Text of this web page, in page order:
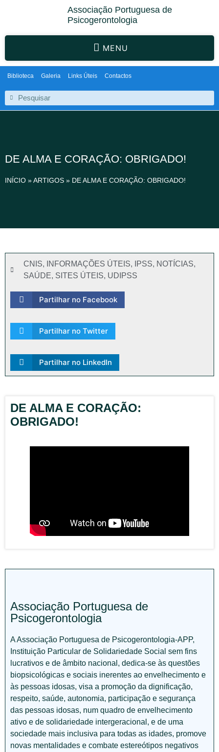
Associação Portuguesa de
Psicogerontologia
MENU
Biblioteca Galeria Links Úteis Contactos
DE ALMA E CORAÇÃO: OBRIGADO!
INÍCIO »ARTIGOS » DE ALMA E CORAÇÃO: OBRIGADO!
CNIS, INFORMAÇÕES ÚTEIS, IPSS, NOTÍCIAS,
SAÚDE, SITES ÚTEIS, UDIPSS
Partilhar no Facebook
Partilhar no Twitter
Partilhar no LinkedIn
DE ALMA E CORAÇÃO:
OBRIGADO!
Associação Portuguesa de
Psicogerontologia
A Associação Portuguesa de Psicogerontologia-APP,
Instituição Particular de Solidariedade Social sem fins
lucrativos e de âmbito nacional, dedica-se às questões
biopsicológicas e sociais inerentes ao envelhecimento e
às pessoas idosas, visa a promoção da dignificação,
respeito, saúde, autonomia, participação e segurança
das pessoas idosas, num quadro de envelhecimento
ativo e de solidariedade intergeracional, e de uma
sociedade mais inclusiva para todas as idades, promove
novas mentalidades e combate estereótipos negativos